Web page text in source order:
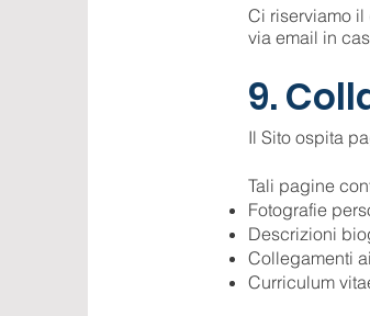
Ci riserviamo il
via email in
9.
Il Sito ospita
Tali pagine
Fotografie
Descrizioni
Collegamenti
Curriculum